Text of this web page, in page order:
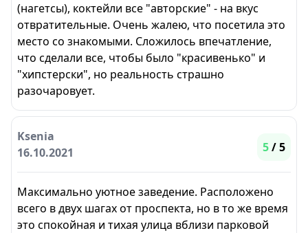
(нагетсы), коктейли все "авторские" - на вкус
отвратительные. Очень жалею, что посетила это
место со знакомыми. Сложилось впечатление,
что сделали все, чтобы было "красивенько" и
"хипстерски", но реальность страшно
разочаровует.
Ksenia
16.10.2021
5/ 5
Максимально уютное заведение. Расположено
всего в двух шагах от проспекта, но в то же время
это спокойная и тихая улица вблизи парковой